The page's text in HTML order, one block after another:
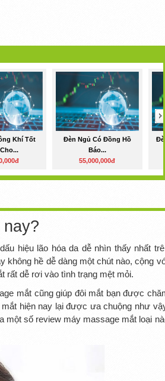
Khí Tốt
Đèn Ngủ Có Đồng Hồ
Báo...
55,000,000đ
hiệu lão hóa da dễ nhìn thấy nhất
không hề dễ dàng một chút nào, cộng
rất dễ rơi vào tình trạng mệt mỏi.
mắt cũng giúp đôi mắt bạn được
hiện nay lại được ưa chuộng như
một số review máy massage mắt loại